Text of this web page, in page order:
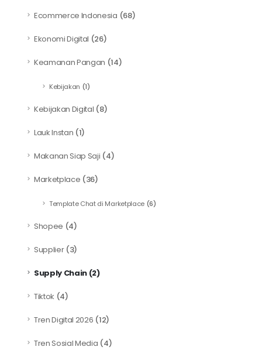
Ecommerce Indonesia (68)
Ekonomi Digital (26)
Keamanan Pangan (14)
Kebijakan (1)
Kebijakan Digital (8)
Lauk Instan (1)
Makanan Siap Saji (4)
Marketplace (36)
Template Chat di Marketplace(6)
Shopee (4)
Supplier(3)
Supply Chain (2)
Tiktok (4)
Tren Digital 2026 (12)
Tren Sosial Media (4)